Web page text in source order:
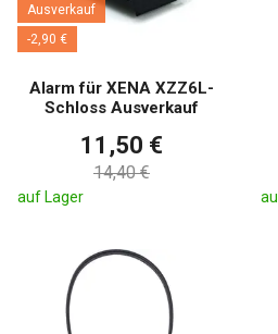
Ausverkauf
-2,90 €
Alarm für XENA XZZ6L-
Schloss Ausverkauf
11,50 €
14,40 €
auf Lager